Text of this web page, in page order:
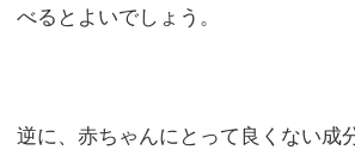
べるとよいでしょう。
逆に、赤ちゃんにとって良くない成